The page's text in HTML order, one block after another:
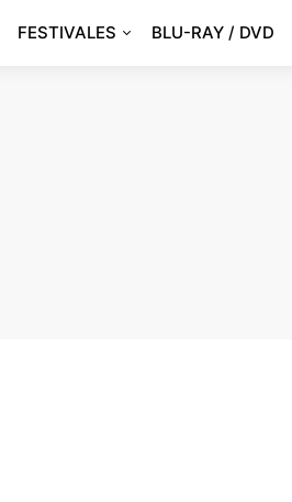
FESTIVALES BLU-RAY / DVD